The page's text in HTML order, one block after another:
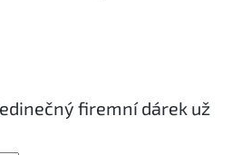
firemní dárek už